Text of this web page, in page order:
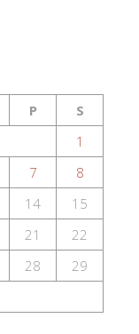
P
S
1
7
8
14
15
21
22
28
29